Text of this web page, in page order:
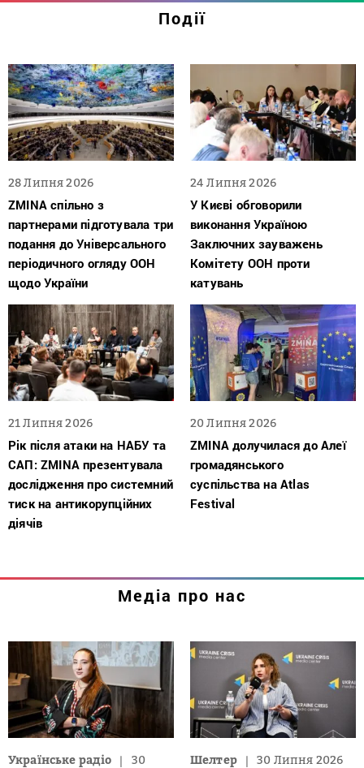
Події
28 Липня 2026
ZMINA спільно з
партнерами підготувала три
подання до Універсального
періодичного огляду ООН
щодо України
24 Липня 2026
У Києві обговорили
виконання Україною
Заключних зауважень
Комітету ООН проти
катувань
21 Липня 2026
Рік після атаки на НАБУ та
САП: ZMINA презентувала
дослідження про системний
тиск на антикорупційних
діячів
20 Липня 2026
ZMINA долучилася до Алеї
громадянського
суспільства на Atlas
Festival
Медіа про нас
Українське радіо
30
Шелтер 30 Липня 2026